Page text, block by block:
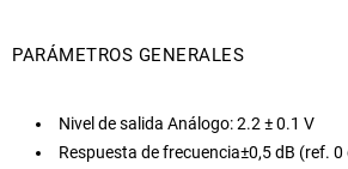
PARÁMETROS GENERALES
Nivel de salida Análogo: 2.2 ± 0.1 V
Respuesta de frecuencia±0,5 dB (ref.